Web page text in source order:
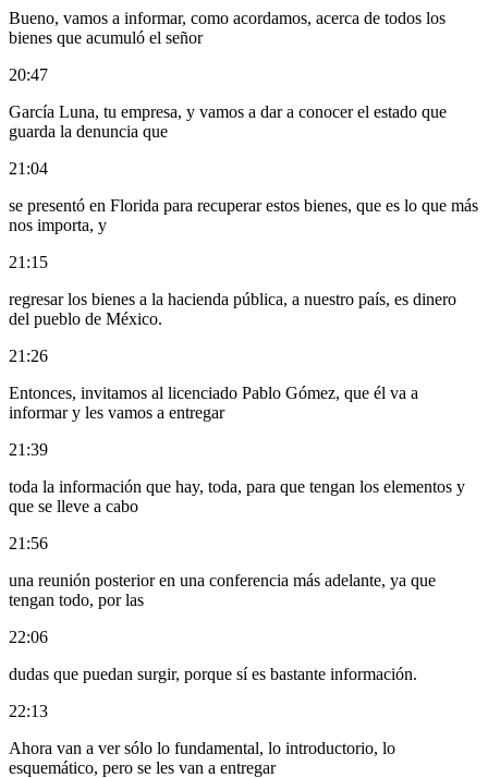
Bueno, vamos a informar, como acordamos, acerca de todos los
bienes que acumuló el señor
20:47
García Luna, tu empresa, y vamos a dar a conocer el estado que
guarda la denuncia que
21:04
se presentó en Florida para recuperar estos bienes, que es lo que más
nos importa, y
21:15
regresar los bienes a la hacienda pública, a nuestro país, es dinero
del pueblo de México.
21:26
Entonces, invitamos al licenciado Pablo Gómez, que él va a
informar y les vamos a entregar
21:39
toda la información que hay, toda, para que tengan los elementos y
que se lleve a cabo
21:56
una reunión posterior en una conferencia más adelante, ya que
tengan todo, por las
22:06
dudas que puedan surgir, porque sí es bastante información.
22:13
Ahora van a ver sólo lo fundamental, lo introductorio, lo
esquemático, pero se les van a entregar